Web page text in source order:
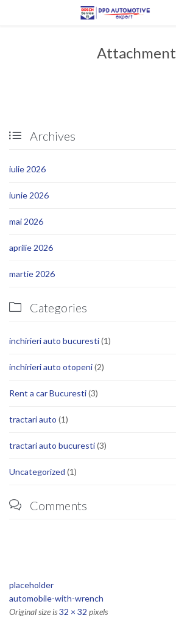
Attachment
 Archives
iulie 2026
iunie 2026
mai 2026
aprilie 2026
martie 2026
 Categories
inchirieri auto bucuresti(1)
inchirieri auto otopeni(2)
Rent a car Bucuresti(3)
tractari auto (1)
tractari auto bucuresti(3)
Uncategorized (1)
 Comments
placeholder
automobile-with-wrench
Original size is32 × 32 pixels